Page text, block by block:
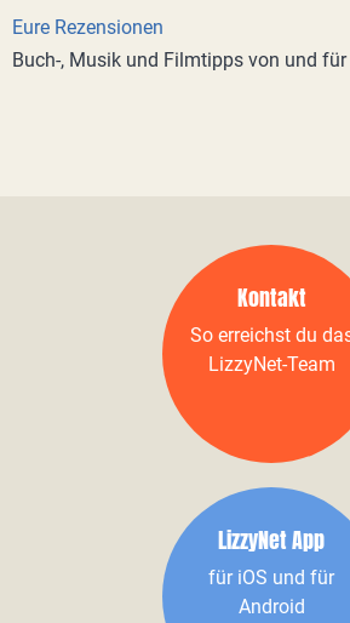
Eure Rezensionen
Buch-, Musik und Filmtipps von und
Kontakt
So erreichst du
LizzyNet-Team
LizzyNet App
für iOS und für
Android